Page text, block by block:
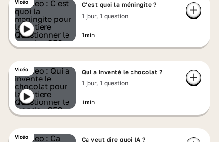
Vidéo
C’est quoi la méningite ?
1 jour, 1 question
1min
Vidéo
Qui a inventé le chocolat ?
1 jour, 1 question
1min
Vidéo Ça veut dire quoi IA ?